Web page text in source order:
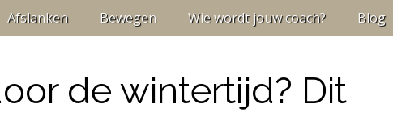
Afslanken Bewegen Wie wordt jouw coach? Blog
de wintertijd? Dit